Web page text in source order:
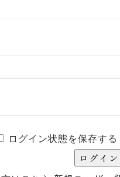
ログイン状態を保存する